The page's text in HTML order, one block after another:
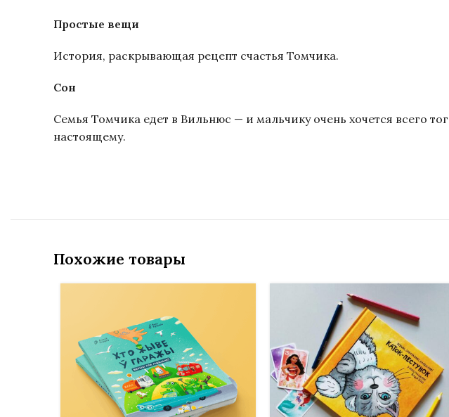
Простые вещи
История, раскрывающая рецепт счастья Томчика.
Сон
Семья Томчика едет в Вильнюс — и мальчику очень хочется всего
настоящему.
Похожие товары